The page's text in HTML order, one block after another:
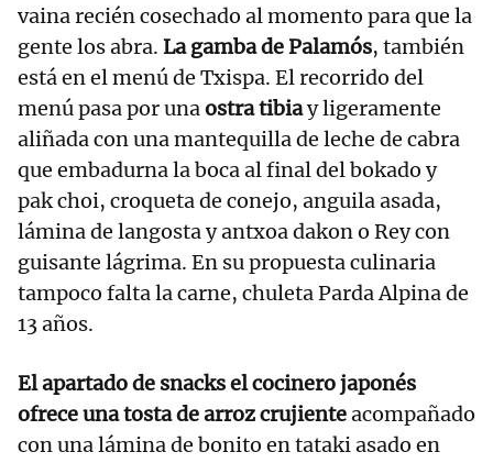
vaina recién cosechado al momento para que la
gente los abra. La gamba de Palamós, también
está en el menú de Txispa. El recorrido del
menú pasa por unaostra tibiay ligeramente
aliñada con una mantequilla de leche de cabra
que embadurna la boca al final del bokado y
pak choi, croqueta de conejo, anguila asada,
lámina de langosta y antxoa dakon o Rey con
guisante lágrima. En su propuesta culinaria
tampoco falta la carne, chuleta Parda Alpina de
13 años.
El apartado de snacks el cocinero japonés
ofrece una tosta de arroz crujienteacompañado
con una lámina de bonito en tataki asado en